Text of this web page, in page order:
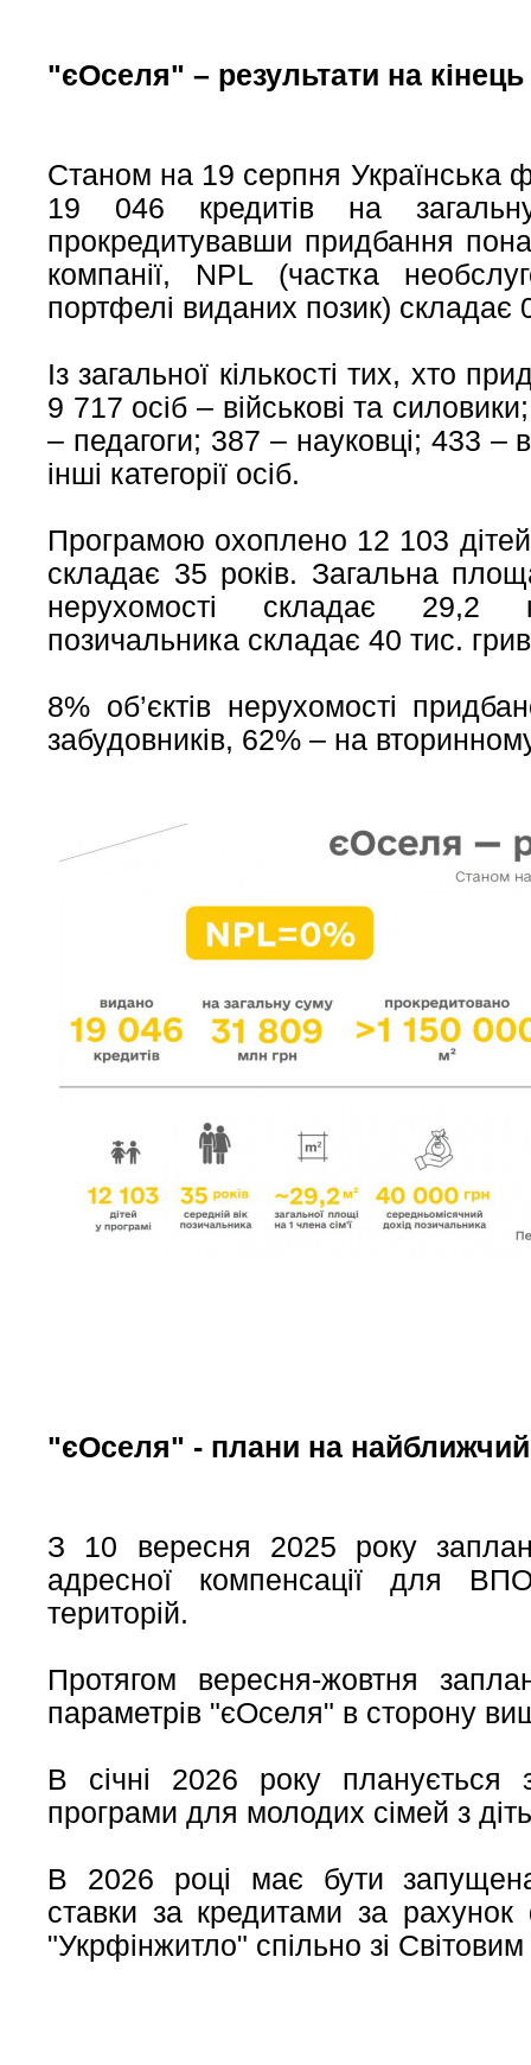
"єОселя" – результати на кінець
Станом на 19 серпня Українська
19 046 кредитів на
прокредитувавши придбання
компанії, NPL (частка
портфелі виданих позик) складає
Із загальної кількості тих, хто
9 717 осіб – військові та
– педагоги; 387 – науковці; 433
інші категорії осіб.
Програмою охоплено 12 103
складає 35 років. Загальна
нерухомості складає 29,2
позичальника складає 40 тис.
8% об’єктів нерухомості
забудовників, 62% – на
"єОселя" - плани на найближчий
З 10 вересня 2025 року
адресної компенсації для
територій.
Протягом вересня-жовтня
параметрів "єОселя" в сторону
В січні 2026 року планується
програми для молодих сімей з
В 2026 році має бути
ставки за кредитами за рахунок
"Укрфінжитло" спільно зі